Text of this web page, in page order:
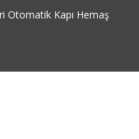
Otomatik Kapı Hemaş